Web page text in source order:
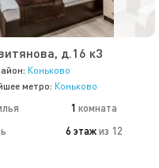
д.16 к3
Коньково
метро: Коньково
1 комната
6 этаж из 12